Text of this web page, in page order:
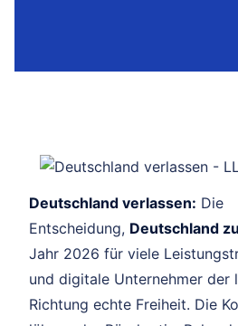
Deutschland verlassen: Die
Entscheidung, Deutschland
Jahr 2026 für viele
und digitale Unternehmer der
Richtung echte Freiheit. Die